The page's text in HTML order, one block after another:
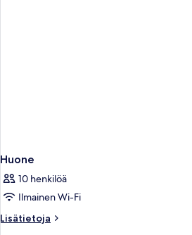
Huone
10 henkilöä
Ilmainen Wi-Fi
Lisätietoja
Lisätietoja